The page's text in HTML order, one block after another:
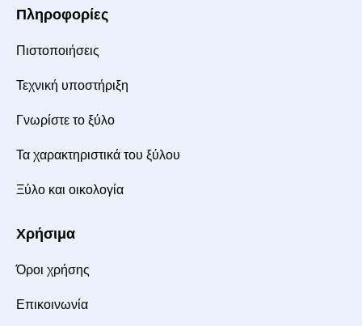
Πληροφορίες
Πιστοποιήσεις
Τεχνική υποστήριξη
Γνωρίστε το ξύλο
Τα χαρακτηριστικά του ξύλου
Ξύλο και οικολογία
Χρήσιμα
Όροι χρήσης
Επικοινωνία